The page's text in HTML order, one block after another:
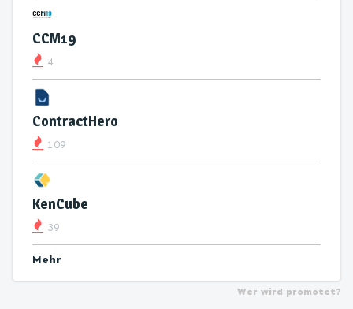
CCM19
4
ContractHero
109
KenCube
39
Mehr
Wer wird promotet?